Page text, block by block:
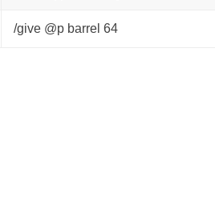
/give @p barrel 64